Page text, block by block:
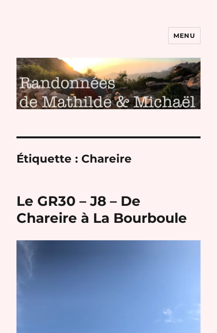
Randonnées de Mathilde et
Michaël
MENU
Étiquette : Chareire
Le GR30 – J8 – De
Chareire à La Bourboule